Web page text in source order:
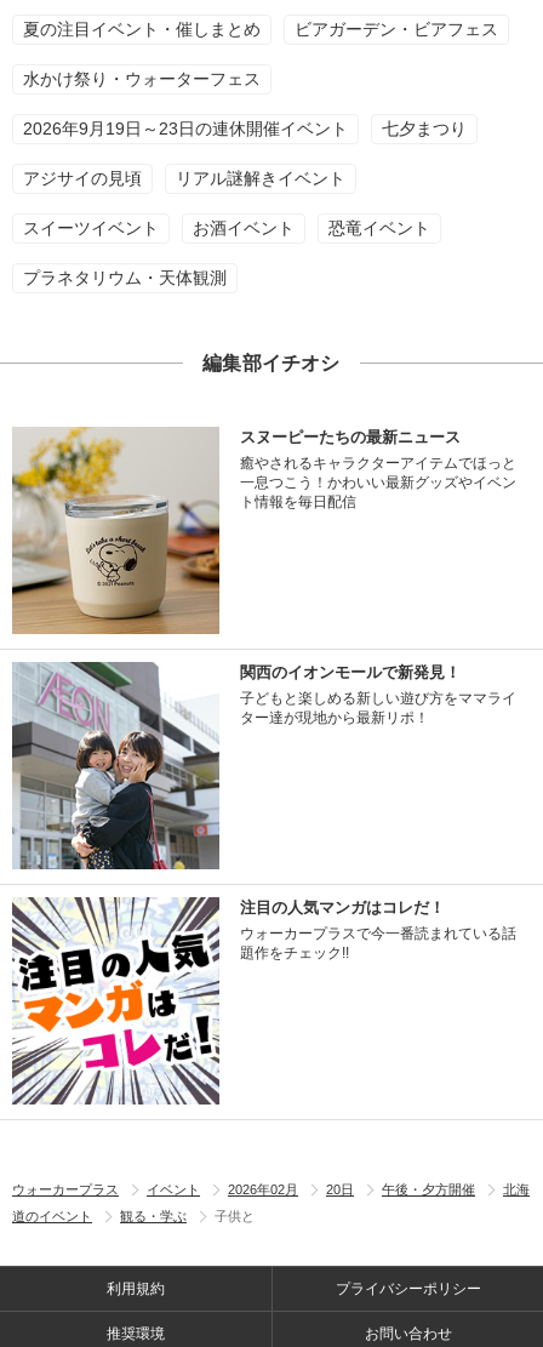
夏の注目イベント・催しまとめ ビアガーデン・ビアフェス
水かけ祭り・ウォーターフェス
2026年9月19日～23日の連休開催イベント 七夕まつり
アジサイの見頃 リアル謎解きイベント
スイーツイベント お酒イベント 恐竜イベント
プラネタリウム・天体観測
編集部イチオシ
スヌーピーたちの最新ニュース
癒やされるキャラクターアイテムでほっと
一息つこう！かわいい最新グッズやイベン
ト情報を毎日配信
関西のイオンモールで新発見！
子どもと楽しめる新しい遊び方をママライ
ター達が現地から最新リポ！
注目の人気マンガはコレだ！
ウォーカープラスで今一番読まれている話
題作をチェック!!
ウォーカープラス イベント 2026年02月 20日 午後・夕方開催
北海
道のイベント
観る・学ぶ 子供と
利用規約 プライバシーポリシー
推奨環境 お問い合わせ